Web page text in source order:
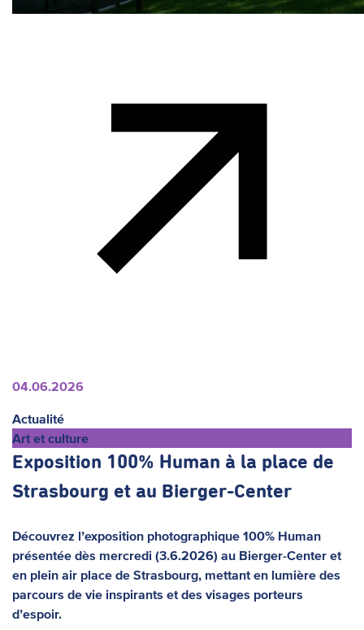
04.06.2026
Actualité
Art et culture
Exposition 100% Human à la place de
Strasbourg et au Bierger-Center
Découvrez l’exposition photographique 100% Human
présentée dès mercredi (3.6.2026) au Bierger-Center et
en plein air place de Strasbourg, mettant en lumière des
parcours de vie inspirants et des visages porteurs
d’espoir.